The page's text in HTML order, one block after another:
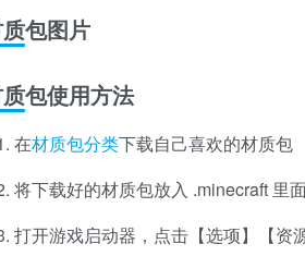
包图片
包使用方法
在材质包分类下载自己喜欢的材质包
将下载好的材质包放入 .minecraft 里
打开游戏启动器，点击【选项】【资